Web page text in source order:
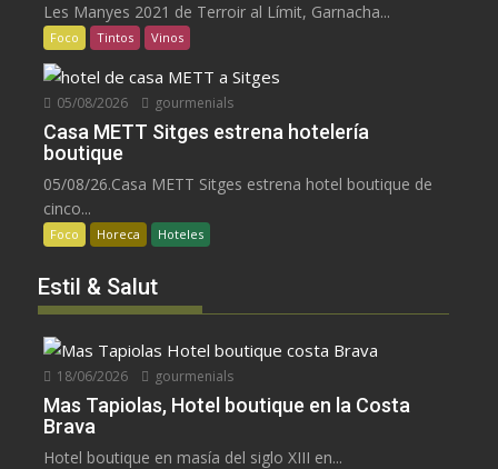
Les Manyes 2021 de Terroir al Límit, Garnacha...
Foco Tintos Vinos
05/08/2026 gourmenials
Casa METT Sitges estrena hotelería
boutique
05/08/26.Casa METT Sitges estrena hotel boutique de
cinco...
Foco Horeca Hoteles
Estil & Salut
18/06/2026 gourmenials
Mas Tapiolas, Hotel boutique en la Costa
Brava
Hotel boutique en masía del siglo XIII en...